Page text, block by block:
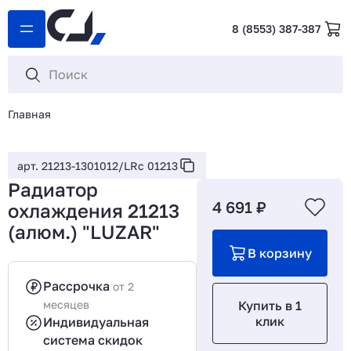
8 (8553) 387-387
Главная
арт. 21213-1301012/LRc 01213
Радиатор
охлаждения 21213
(алюм.) "LUZAR"
Рассрочка от 2
месяцев
Индивидуальная
система скидок
4 691 ₽
В корзину
Купить в 1
клик